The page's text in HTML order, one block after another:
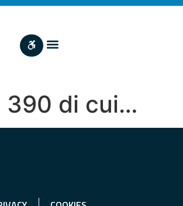
390 di cui…